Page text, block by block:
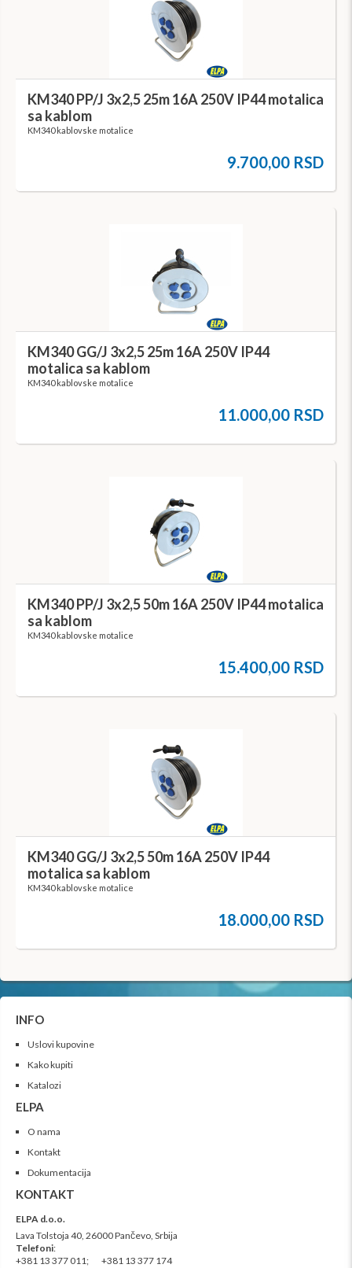
KM340 PP/J 3x2,5 25m 16A 250V IP44 motalica
sa kablom
KM340 kablovske motalice
9.700,00 RSD
KM340 GG/J 3x2,5 25m 16A 250V IP44
motalica sa kablom
KM340 kablovske motalice
11.000,00 RSD
KM340 PP/J 3x2,5 50m 16A 250V IP44 motalica
sa kablom
KM340 kablovske motalice
15.400,00 RSD
KM340 GG/J 3x2,5 50m 16A 250V IP44
motalica sa kablom
KM340 kablovske motalice
18.000,00 RSD
INFO
Uslovi kupovine
Kako kupiti
Katalozi
ELPA
O nama
Kontakt
Dokumentacija
KONTAKT
ELPA d.o.o.
Lava Tolstoja 40, 26000 Pančevo, Srbija
Telefoni:
+381 13 377 011; +381 13 377 174